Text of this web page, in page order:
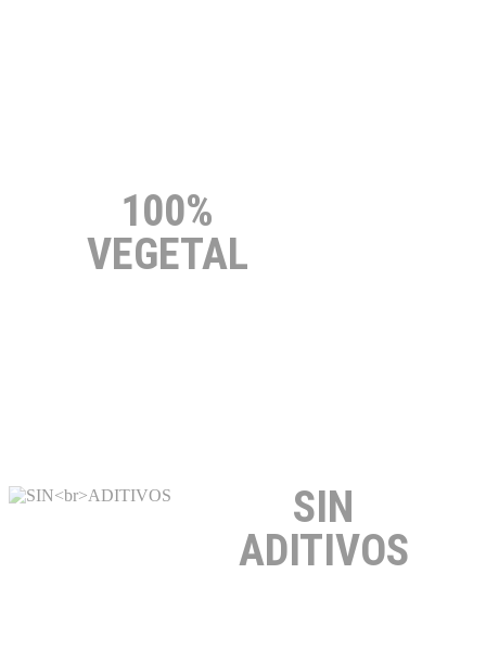
100%
VEGETAL
SIN
ADITIVOS